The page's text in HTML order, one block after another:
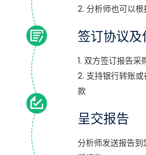
2. 分析师也可以
签订协议及
1. 双方签订报告采
2. 支持银行转账
款
呈交报告
分析师发送报告